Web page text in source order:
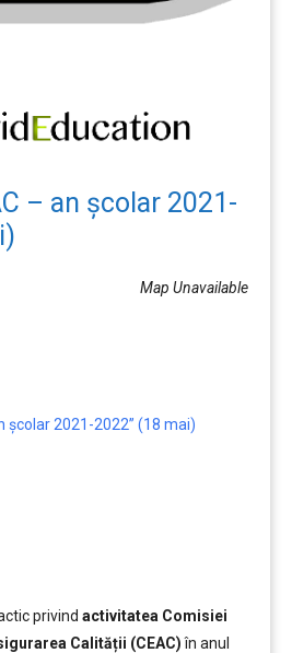
– an școlar 2021-
Map Unavailable
școlar 2021-2022” (18 mai)
privind activitatea Comisiei
Calității (CEAC)în anul